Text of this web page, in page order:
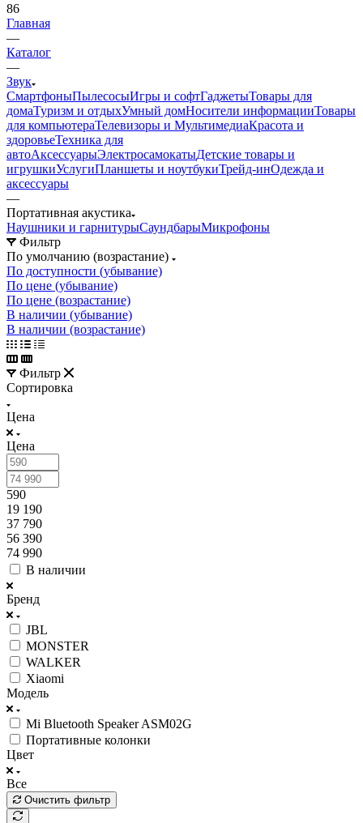
86
Главная
—
Каталог
—
Звук
СмартфоныПылесосыИгры и софтГаджетыТовары для
домаТуризм и отдыхУмный домНосители информацииТовары
для компьютераТелевизоры и МультимедиаКрасота и
здоровьеТехника для
автоАксессуарыЭлектросамокатыДетские товары и
игрушкиУслугиПланшеты и ноутбукиТрейд-инОдежда и
аксессуары
—
Портативная акустика
Наушники и гарнитурыСаундбарыМикрофоны
Фильтр
По умолчанию (возрастание)
По доступности (убывание)
По цене (убывание)
По цене (возрастание)
В наличии (убывание)
В наличии (возрастание)
Фильтр
Сортировка
Цена
Цена
590
19 190
37 790
56 390
74 990
В наличии
Бренд
JBL
MONSTER
WALKER
Xiaomi
Модель
Mi Bluetooth Speaker ASM02G
Портативные колонки
Цвет
Все
Очистить фильтр